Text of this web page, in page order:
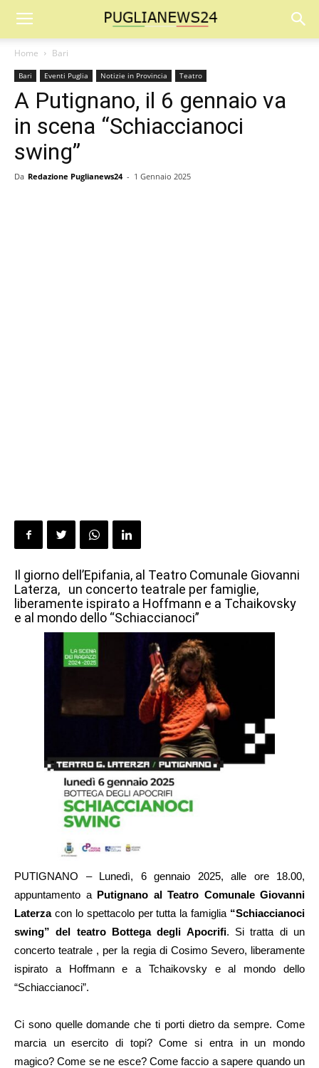
Home Bari
Bari Eventi Puglia Notizie in Provincia Teatro
A Putignano, il 6 gennaio va
in scena “Schiaccianoci
swing”
Da Redazione Puglianews24 - 1 Gennaio 2025
Il giorno dell’Epifania, al Teatro Comunale Giovanni
Laterza, un concerto teatrale per famiglie,
liberamente ispirato a Hoffmann e a Tchaikovsky
e al mondo dello “Schiaccianoci”
PUTIGNANO – Lunedì, 6 gennaio 2025, alle ore 18.00,
appuntamento a Putignano al Teatro Comunale Giovanni
Laterzacon lo spettacolo per tutta la famiglia “Schiaccianoci
swing” del teatro Bottega degli Apocrifi. Si tratta di un
concerto teatrale , per la regia di Cosimo Severo, liberamente
ispirato a Hoffmann e a Tchaikovsky e al mondo dello
“Schiaccianoci”.
Ci sono quelle domande che ti porti dietro da sempre. Come
marcia un esercito di topi? Come si entra in un mondo
magico? Come se ne esce? Come faccio a sapere quando un